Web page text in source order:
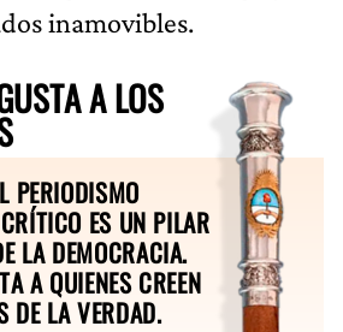
inamovibles.
A LOS
PERIODISMO
ES UN PILAR
LA DEMOCRACIA.
A QUIENES CREEN
DE LA VERDAD.